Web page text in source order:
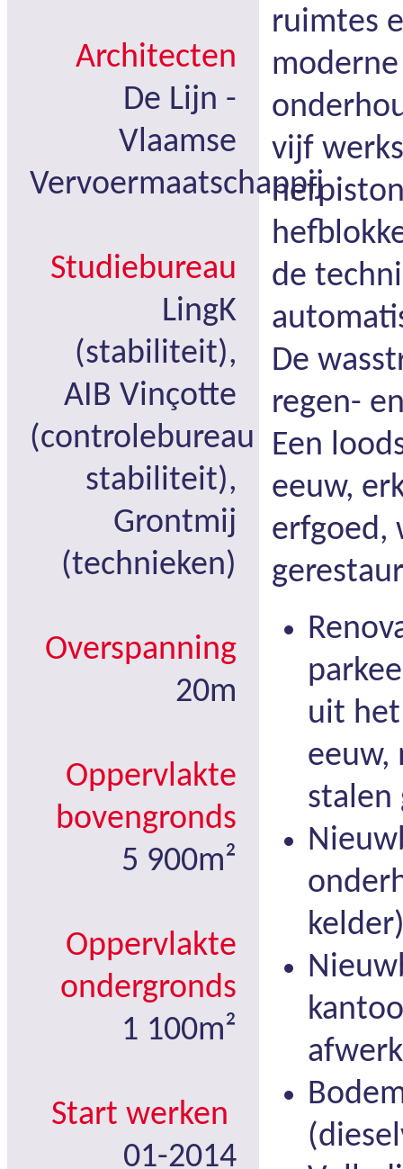
Architecten
De Lijn -
Vlaamse
Vervoermaatschappij
Studiebureau
LingK
(stabiliteit),
AIB Vinçotte
(controlebureau
stabiliteit),
Grontmij
(technieken)
Overspanning
20m
Oppervlakte
bovengronds
5 900m²
Oppervlakte
ondergronds
1 100m²
Start werken
01-2014
ruimtes
moderne
vijf
de
De
regen-
Een
eeuw,
erfgoed,
uit
eeuw,
stalen